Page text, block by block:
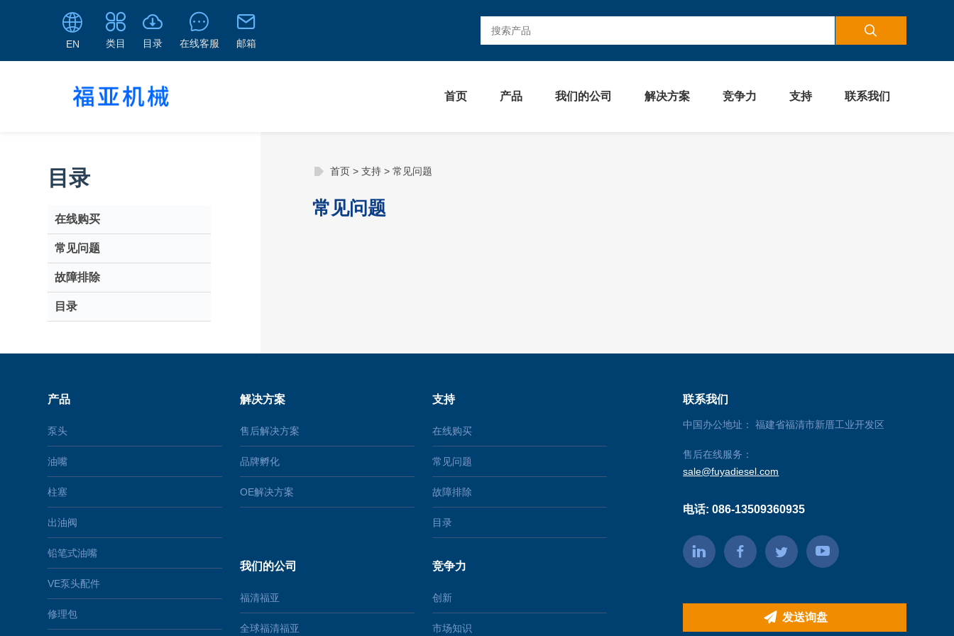
EN 类目 目录 在线客服 邮箱
首页 产品 我们的公司 解决方案 竞争力 支持 联系我们
目录
在线购买
常见问题
故障排除
目录
首页> 支持> 常见问题
常见问题
产品
泵头
油嘴
柱塞
出油阀
铅笔式油嘴
VE泵头配件
修理包
解决方案
售后解决方案
品牌孵化
OE解决方案
支持
在线购买
常见问题
故障排除
目录
我们的公司
福清福亚
全球福清福亚
竞争力
创新
市场知识
联系我们
中国办公地址： 福建省福清市新厝工业开发区
售后在线服务：
sale@fuyadiesel.com
电话: 086-13509360935
发送询盘